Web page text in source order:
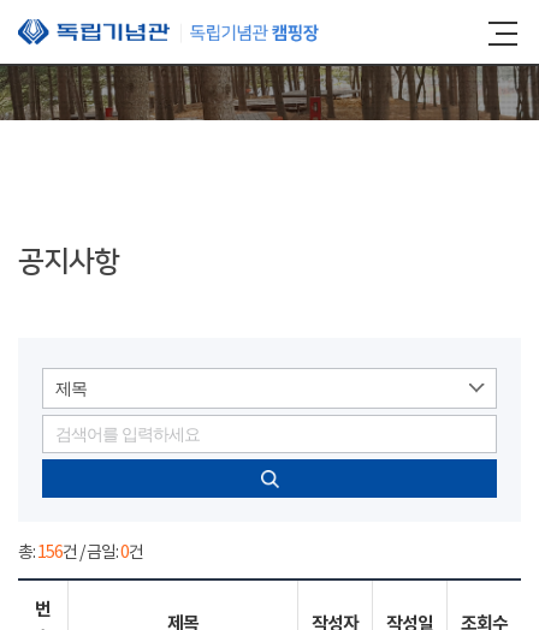
본문 바로가기
공지사항
제목
총:156건 / 금일:0건
번
제목 작성자 작성일 조회수